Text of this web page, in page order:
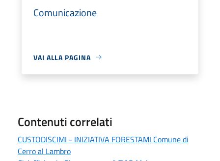
Comunicazione
VAI ALLA PAGINA
Contenuti correlati
CUSTODISCIMI - INIZIATIVA FORESTAMI Comune di
Cerro al Lambro